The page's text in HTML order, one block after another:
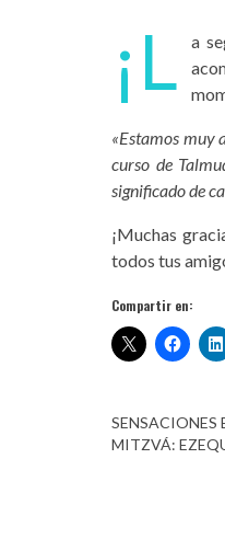
¡L
a
«Estamos muy
curso de
significado de
¡Muchas
todos tus
Compartir en:
SENSACIONES
MITZVÁ: